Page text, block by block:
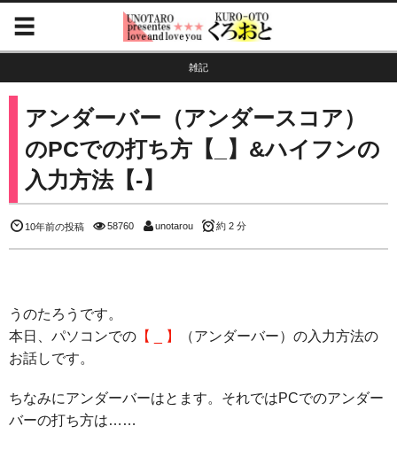
雑記
アンダーバー（アンダースコア）
のPCでの打ち方【_】&ハイフンの
入力方法【-】
10年前の投稿 58760 unotarou 約 2 分
うのたろうです。
本日、パソコンでの 【 _ 】
（アンダーバー）の入力方法の
お話しです。
ちなみにアンダーバーはとます。それではPCでのアンダー
バーの打ち方は……